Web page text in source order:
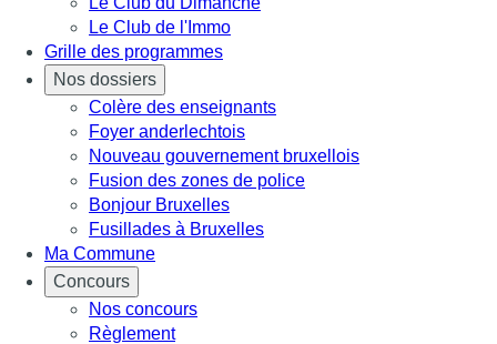
Le Club de l'Immo
Grille des programmes
Nos dossiers
Colère des enseignants
Foyer anderlechtois
Nouveau gouvernement bruxellois
Fusion des zones de police
Bonjour Bruxelles
Fusillades à Bruxelles
Ma Commune
Concours
Nos concours
Règlement